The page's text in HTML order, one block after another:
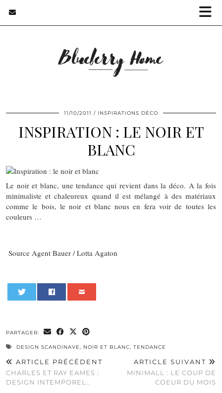
11/10/2011 INSPIRATIONS DÉCO
INSPIRATION : LE NOIR ET
BLANC
Le noir et blanc, une tendance qui revient dans la déco. A la fois
minimaliste et chaleureux quand il est mélangé à des matériaux
comme le bois, le noir et blanc nous en fera voir de toutes les
couleurs …
Source Agent Bauer / Lotta Agaton
PARTAGER:
DESIGN SCANDINAVE, NOIR ET BLANC, TENDANCE
ARTICLE PRÉCÉDENT
CHARLES ET RAY EAMES :
DESIGN INTEMPOREL..
ARTICLE SUIVANT
MINIMALL : LE COUP DE
COEUR DU MOIS